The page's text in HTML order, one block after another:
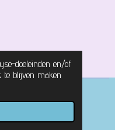
doeleinden en/of
te blijven maken